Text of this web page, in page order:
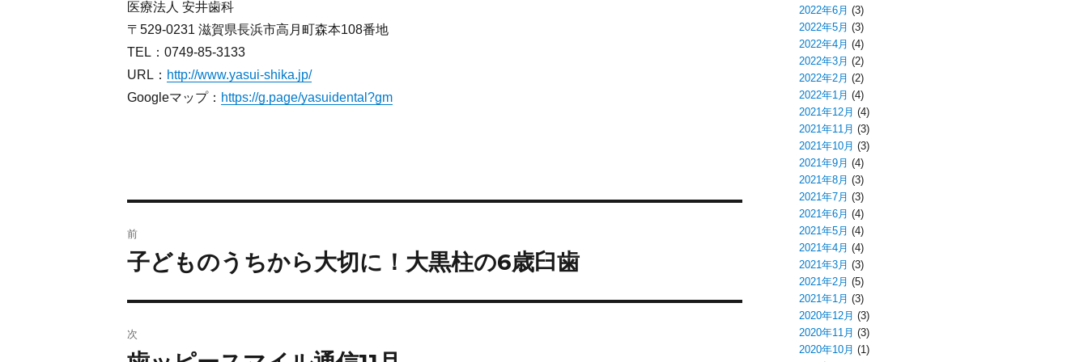
医療法人 安井歯科
〒529-0231 滋賀県長浜市高月町森本108番地
TEL：0749-85-3133
URL： http://www.yasui-shika.jp/
Googleマップ： https://g.page/yasuidental?gm
前
子どものうちから大切に！大黒柱の6歳臼歯
次
2022年6月 (3)
2022年5月 (3)
2022年4月 (4)
2022年3月 (2)
2022年2月 (2)
2022年1月 (4)
2021年12月 (4)
2021年11月 (3)
2021年10月 (3)
2021年9月 (4)
2021年8月 (3)
2021年7月 (3)
2021年6月 (4)
2021年5月 (4)
2021年4月 (4)
2021年3月 (3)
2021年2月 (5)
2021年1月 (3)
2020年12月 (3)
2020年11月 (3)
2020年10月 (1)